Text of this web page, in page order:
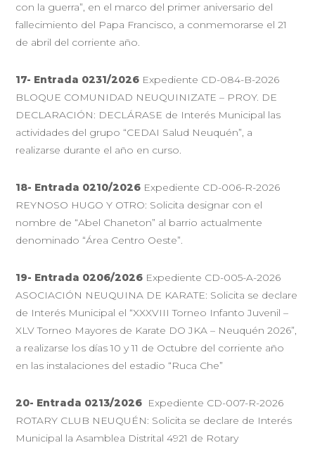
con la guerra”, en el marco del primer aniversario del
fallecimiento del Papa Francisco, a conmemorarse el 21
de abril del corriente año.
17- Entrada 0231/2026 Expediente CD-084-B-2026
BLOQUE COMUNIDAD NEUQUINIZATE – PROY. DE
DECLARACIÓN: DECLÁRASE de Interés Municipal las
actividades del grupo “CEDAI Salud Neuquén”, a
realizarse durante el año en curso.
18- Entrada 0210/2026 Expediente CD-006-R-2026
REYNOSO HUGO Y OTRO: Solicita designar con el
nombre de “Abel Chaneton” al barrio actualmente
denominado “Área Centro Oeste”.
19- Entrada 0206/2026 Expediente CD-005-A-2026
ASOCIACIÓN NEUQUINA DE KARATE: Solicita se declare
de Interés Municipal el “XXXVIII Torneo Infanto Juvenil –
XLV Torneo Mayores de Karate DO JKA – Neuquén 2026”,
a realizarse los días 10 y 11 de Octubre del corriente año
en las instalaciones del estadio “Ruca Che”
20- Entrada 0213/2026 Expediente CD-007-R-2026
ROTARY CLUB NEUQUÉN: Solicita se declare de Interés
Municipal la Asamblea Distrital 4921 de Rotary